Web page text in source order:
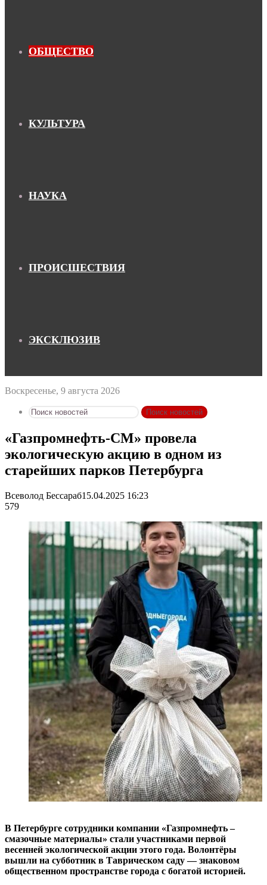
ОБЩЕСТВО
КУЛЬТУРА
НАУКА
ПРОИСШЕСТВИЯ
ЭКСКЛЮЗИВ
Воскресенье, 9 августа 2026
Поиск новостей
«Газпромнефть-СМ» провела
экологическую акцию в одном из
старейших парков Петербурга
Всеволод Бессараб15.04.2025 16:23
579
В Петербурге сотрудники компании «Газпромнефть –
смазочные материалы» стали участниками первой
весенней экологической акции этого года. Волонтёры
вышли на субботник в Таврическом саду — знаковом
общественном пространстве города с богатой историей.